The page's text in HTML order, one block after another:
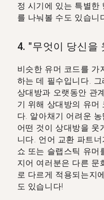
정 시기에 있는 특별한
를 나눠볼 수도 있습니
4. "무엇이 당신을
비슷한 유머 코드를 가
하는 데 필수입니다.
상대방과 오랫동안 관
기 위해 상대방의 유머
다. 알아채기 어려운
어떤 것이 상대방을 웃
니다. 언어 교환 파트
쇼 또는 슬랩스틱 유머
지어 여러분은 다른 문
로 다르게 적용되는지
도 있습니다!